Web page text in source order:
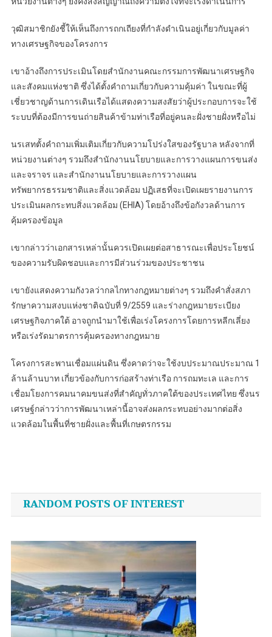
วุฒิสมาชิกยังชี้ให้เห็นถึงการถกเถียงที่กำลังดำเนินอยู่เกี่ยวกับมูลค่า
ทางเศรษฐกิจของโครงการ
เขาอ้างถึงการประเมินโดยสำนักงานคณะกรรมการพัฒนาเศรษฐกิจ
และสังคมแห่งชาติ ซึ่งได้ตั้งคำถามเกี่ยวกับความคุ้มค่า ในขณะที่ผู้
เชี่ยวชาญด้านการเดินเรือได้แสดงความสงสัยว่าผู้ประกอบการจะใช้
ระบบที่ต้องมีการขนถ่ายสินค้าข้ามท่าเรือที่อยู่คนละฝั่งชายฝั่งหรือไม่
นรเสทตั้งคำถามเพิ่มเติมเกี่ยวกับความโปร่งใสของรัฐบาล หลังจากที่
หน่วยงานต่างๆ รวมถึงสำนักงานนโยบายและการวางแผนการขนส่ง
และจราจร และสำนักงานนโยบายและการวางแผน
ทรัพยากรธรรมชาติและสิ่งแวดล้อม ปฏิเสธที่จะเปิดเผยรายงานการ
ประเมินผลกระทบสิ่งแวดล้อม (EHIA) โดยอ้างถึงข้อกังวลด้านการ
คุ้มครองข้อมูล
เขากล่าวว่าเอกสารเหล่านั้นควรเปิดเผยต่อสาธารณะเพื่อประโยชน์
ของความรับผิดชอบและการมีส่วนร่วมของประชาชน
เขายังแสดงความกังวลว่ากลไกทางกฎหมายต่างๆ รวมถึงคำสั่งสภา
รักษาความสงบแห่งชาติฉบับที่ 9/2559 และร่างกฎหมายระเบียง
เศรษฐกิจภาคใต้ อาจถูกนำมาใช้เพื่อเร่งโครงการโดยการหลีกเลี่ยง
หรือเร่งรัดมาตรการคุ้มครองทางกฎหมาย
โครงการสะพานเชื่อมแผ่นดิน ซึ่งคาดว่าจะใช้งบประมาณประมาณ 1
ล้านล้านบาท เกี่ยวข้องกับการก่อสร้างท่าเรือ การถมทะเล และการ
เชื่อมโยงการคมนาคมขนส่งที่สำคัญทั่วภาคใต้ของประเทศไทย ซึ่งนร
เศรษฐ์กล่าวว่าการพัฒนาเหล่านี้อาจส่งผลกระทบอย่างมากต่อสิ่ง
แวดล้อมในพื้นที่ชายฝั่งและพื้นที่เกษตรกรรม
navigation
RANDOM POSTS OF INTEREST